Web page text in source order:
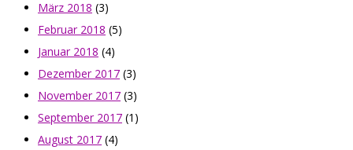
März 2018 (3)
Februar 2018 (5)
Januar 2018 (4)
Dezember 2017 (3)
November 2017 (3)
September 2017 (1)
August 2017 (4)